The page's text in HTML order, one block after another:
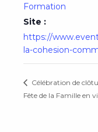
Formation
Site :
https://
la-cohesion-
Célébration de
Fête de la Famille en